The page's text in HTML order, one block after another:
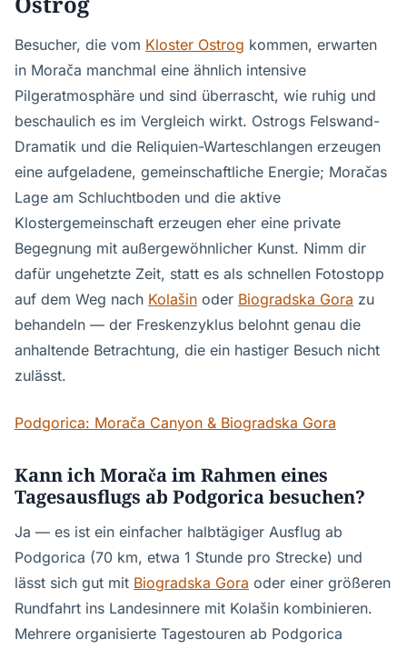
Besucher, die vom Kloster Ostrog kommen, erwarten
in Morača manchmal eine ähnlich intensive
Pilgeratmosphäre und sind überrascht, wie ruhig und
beschaulich es im Vergleich wirkt. Ostrogs Felswand-
Dramatik und die Reliquien-Warteschlangen erzeugen
eine aufgeladene, gemeinschaftliche Energie; Moračas
Lage am Schluchtboden und die aktive
Klostergemeinschaft erzeugen eher eine private
Begegnung mit außergewöhnlicher Kunst. Nimm dir
dafür ungehetzte Zeit, statt es als schnellen Fotostopp
auf dem Weg nach Kolašin oder Biogradska Gora zu
behandeln — der Freskenzyklus belohnt genau die
anhaltende Betrachtung, die ein hastiger Besuch nicht
zulässt.
Podgorica: Morača Canyon & Biogradska Gora
Kann ich Morača im Rahmen eines
Tagesausflugs ab Podgorica besuchen?
Ja — es ist ein einfacher halbtägiger Ausflug ab
Podgorica (70 km, etwa 1 Stunde pro Strecke) und
lässt sich gut mit Biogradska Gora oder einer größeren
Rundfahrt ins Landesinnere mit Kolašin kombinieren.
Mehrere organisierte Tagestouren ab Podgorica